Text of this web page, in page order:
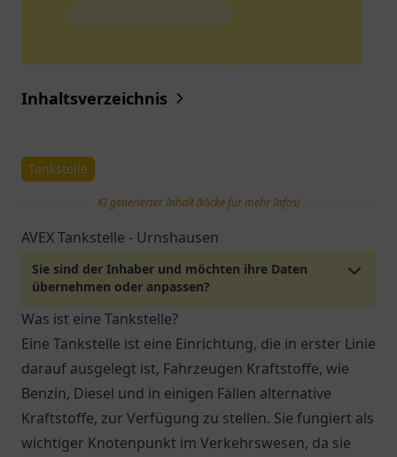
Inhaltsverzeichnis
Tankstelle
KI generierter Inhalt (klicke für mehr Infos)
AVEX Tankstelle - Urnshausen
Sie sind der Inhaber und möchten ihre Daten
übernehmen oder anpassen?
Was ist eine Tankstelle?
Eine Tankstelle ist eine Einrichtung, die in erster Linie
darauf ausgelegt ist, Fahrzeugen Kraftstoffe, wie
Benzin, Diesel und in einigen Fällen alternative
Kraftstoffe, zur Verfügung zu stellen. Sie fungiert als
wichtiger Knotenpunkt im Verkehrswesen, da sie